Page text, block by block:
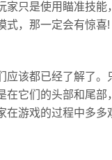
只是使用瞄准技
式，那一定会有惊喜!
该都已经了解了
它们的头部和尾
游戏的过程中多多